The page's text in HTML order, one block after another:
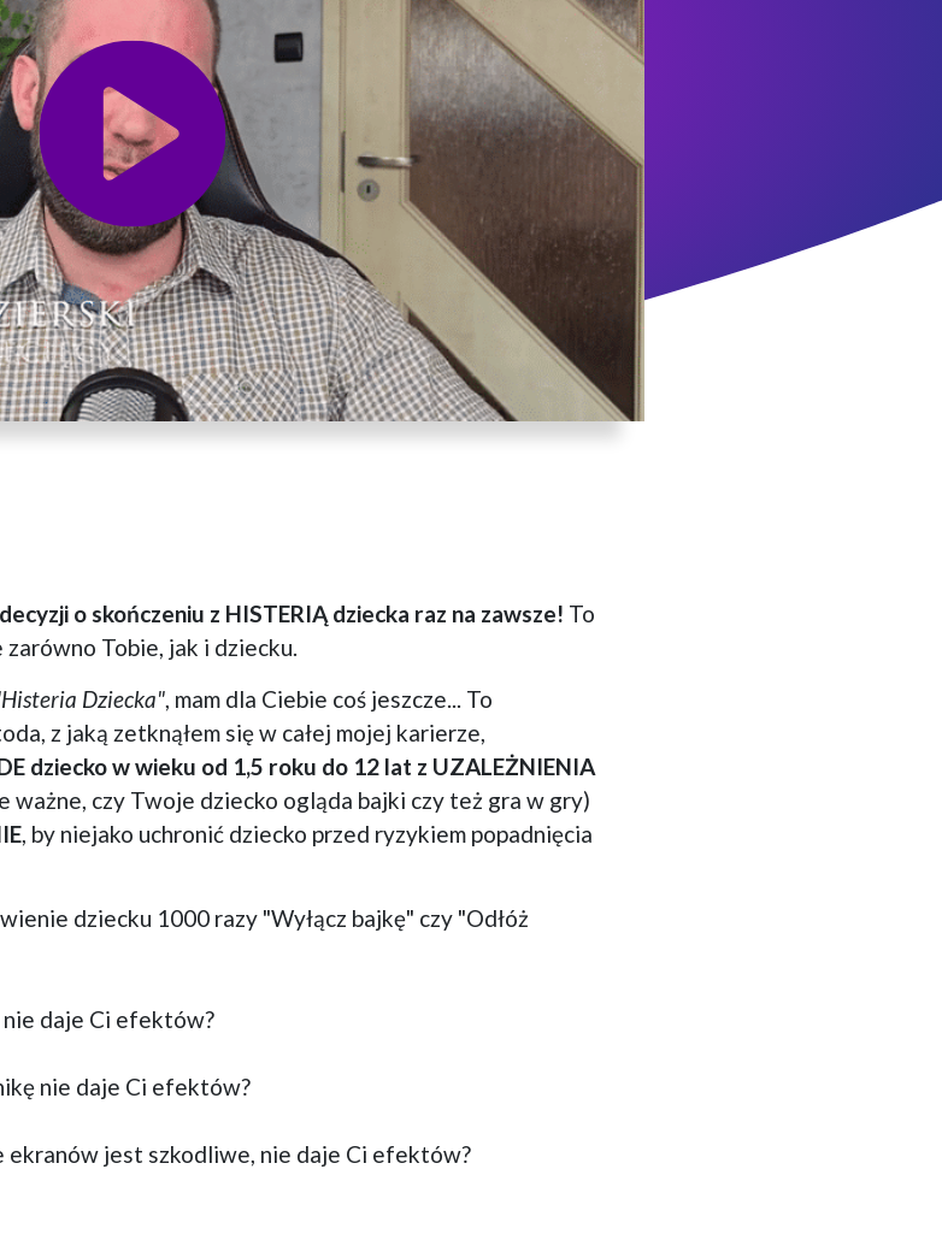
o skończeniu z HISTERIĄ dziecka raz na zawsze! To
zarówno Tobie, jak i dziecku.
Dziecka", mam dla Ciebie coś jeszcze... To
z jaką zetknąłem się w całej mojej karierze,
dziecko w wieku od 1,5 roku do 12 lat z UZALEŻNIENIA
ważne, czy Twoje dziecko ogląda bajki czy też gra w gry)
, by niejako uchronić dziecko przed ryzykiem popadnięcia
dziecku 1000 razy "Wyłącz bajkę" czy "Odłóż
daje Ci efektów?
nie daje Ci efektów?
ekranów jest szkodliwe, nie daje Ci efektów?